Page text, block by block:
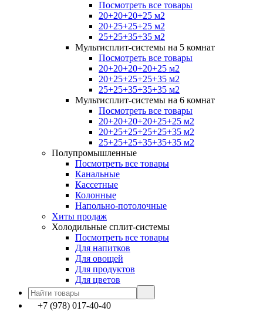
Посмотреть все товары
20+20+20+25 м2
20+25+25+25 м2
25+25+35+35 м2
Мультисплит-системы на 5 комнат
Посмотреть все товары
20+20+20+20+25 м2
20+25+25+25+35 м2
25+25+35+35+35 м2
Мультисплит-системы на 6 комнат
Посмотреть все товары
20+20+20+20+25+25 м2
20+25+25+25+25+35 м2
25+25+25+35+35+35 м2
Полупромышленные
Посмотреть все товары
Канальные
Кассетные
Колонные
Напольно-потолочные
Хиты продаж
Холодильные сплит-системы
Посмотреть все товары
Для напитков
Для овощей
Для продуктов
Для цветов
+7 (978) 017-40-40